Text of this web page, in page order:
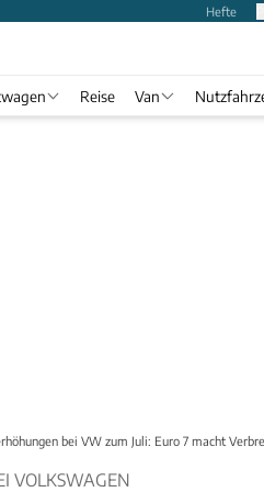
Hefte
Reise Van
bei VW zum Juli: Euro 7 macht
VOLKSWAGEN